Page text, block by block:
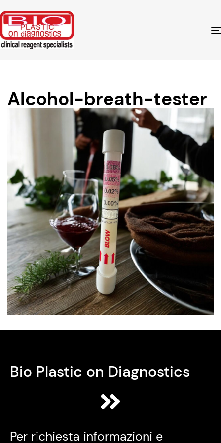
Alcohol-breath-tester
Bio Plastic on Diagnostics
Per richiesta informazioni e